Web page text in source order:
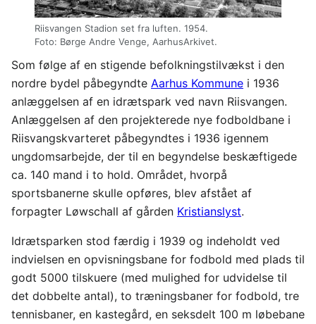
Riisvangen Stadion set fra luften. 1954.
Foto: Børge Andre Venge, AarhusArkivet.
Som følge af en stigende befolkningstilvækst i den
nordre bydel påbegyndte Aarhus Kommune i 1936
anlæggelsen af en idrætspark ved navn Riisvangen.
Anlæggelsen af den projekterede nye fodboldbane i
Riisvangskvarteret påbegyndtes i 1936 igennem
ungdomsarbejde, der til en begyndelse beskæftigede
ca. 140 mand i to hold. Området, hvorpå
sportsbanerne skulle opføres, blev afstået af
forpagter Løwschall af gården Kristianslyst.
Idrætsparken stod færdig i 1939 og indeholdt ved
indvielsen en opvisningsbane for fodbold med plads til
godt 5000 tilskuere (med mulighed for udvidelse til
det dobbelte antal), to træningsbaner for fodbold, tre
tennisbaner, en kastegård, en seksdelt 100 m løbebane